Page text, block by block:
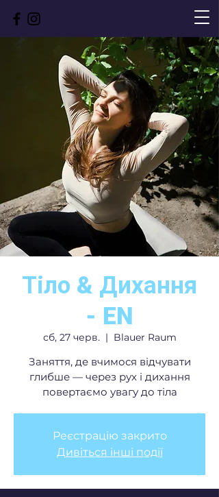
Тіло & Дихання
- EN
сб, 27 черв.
  |
Blauer Raum
Заняття, де вчимося відчувати
глибше — через рух і дихання
повертаємо увагу до тіла
Реєстрацію закрито
Дивіться інші події